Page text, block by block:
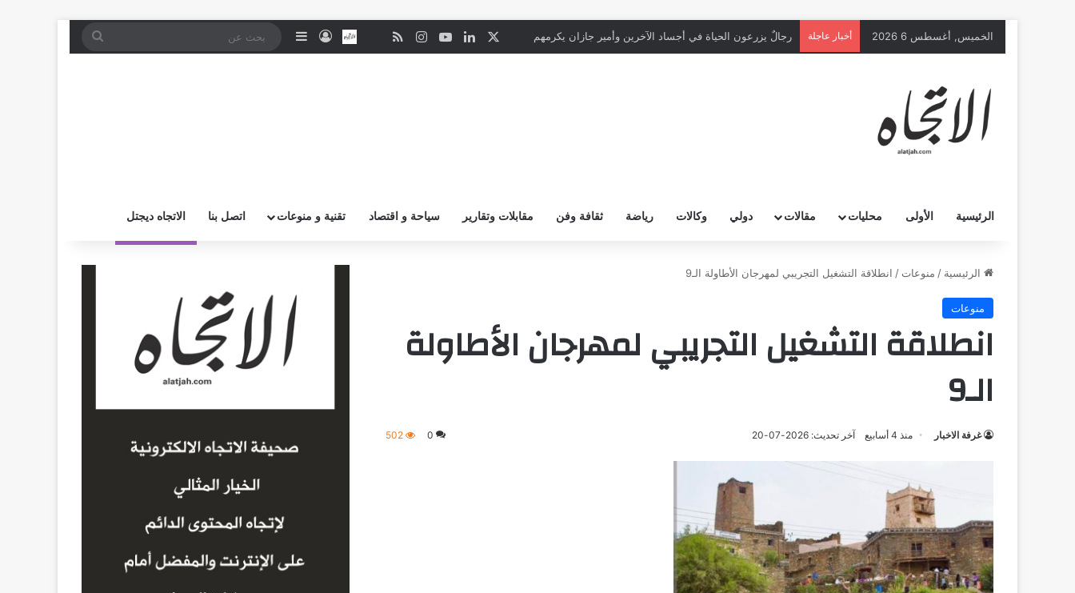
الخميس, أغسطس 6 2026 أخبار عاجلة رجالٌ يزرعون الحياة في أجساد الآخرين وأمير جازان يكرمهم لينكدإن‫YouTube
انستقرامملخص الموقع RSS
نبض اتصل بــنـا
تسجيل الدخول
إضافة عمود جانبي
بحث
الرئيسية الأولى محليات مقالات دولي وكالات رياضة ثقافة وفن مقابلات وتقارير سياحة و اقتصاد تقنية و منوعات اتصل بنا الاتجاه ديجتل
الرئيسية / منوعات / انطلاقة التشغيل التجريبي لمهرجان الأطاولة الـ9
منوعات
انطلاقة التشغيل التجريبي لمهرجان الأطاولة
الـ9
غرفة الاخبار منذ 4 أسابيع آخر تحديث: 2026-07-20 0
502